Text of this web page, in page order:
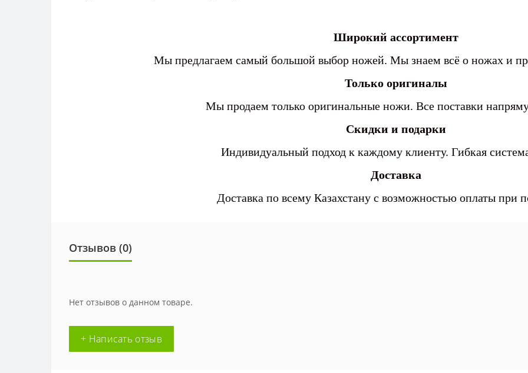
Широкий ассортимент
Мы предлагаем самый большой выбор ножей. Мы знаем всё о ножах и
Только оригиналы
Мы продаем только оригинальные ножи. Все поставки
Скидки и подарки
Индивидуальный подход к каждому клиенту. Гибкая
Доставка
Доставка по всему Казахстану с возможностью оплаты при
Отзывов (0)
Нет отзывов о данном товаре.
+ Написать отзыв